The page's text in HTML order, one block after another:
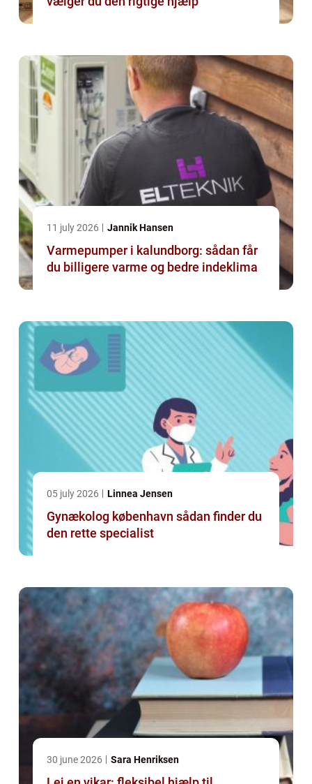
11 july 2026 Jannik Hansen
Varmepumper i kalundborg: sådan får
du billigere varme og bedre indeklima
05 july 2026 Linnea Jensen
Gynækolog københavn sådan finder du
den rette specialist
30 june 2026 Sara Henriksen